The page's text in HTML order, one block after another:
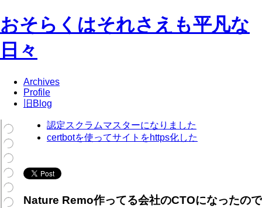
おそらくはそれさえも平凡な
日々
Archives
Profile
旧Blog
認定スクラムマスターになりました
certbotを使ってサイトをhttps化した
Nature Remo作ってる会社のCTOになったので